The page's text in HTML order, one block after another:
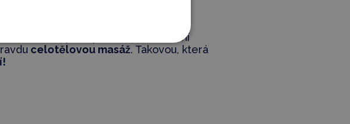
a ramena, poté pokračuje na hrudní
celotělovou masáž. Takovou, která